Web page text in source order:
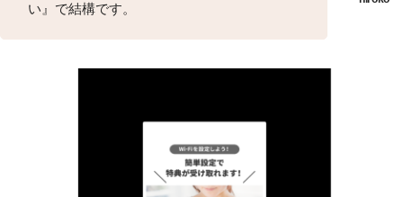
い』で結構です。